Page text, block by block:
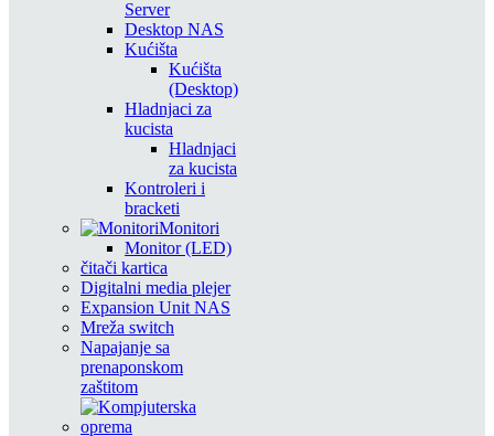
Server
Desktop NAS
Kućišta
Kućišta
(Desktop)
Hladnjaci za
kucista
Hladnjaci
za kucista
Kontroleri i
bracketi
Monitori
Monitor (LED)
čitači kartica
Digitalni media plejer
Expansion Unit NAS
Mreža switch
Napajanje sa
prenaponskom
zaštitom